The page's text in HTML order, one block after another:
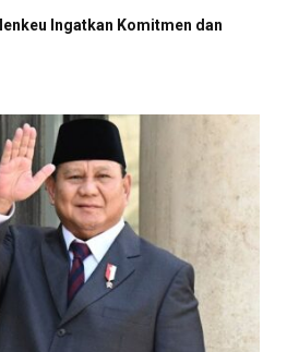
Ingatkan Komitmen dan